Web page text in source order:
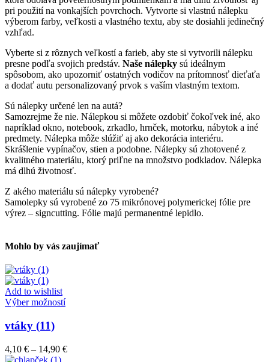
pri použití na vonkajších povrchoch. Vytvorte si vlastnú nálepku
výberom farby, veľkosti a vlastného textu, aby ste dosiahli jedinečný
vzhľad.
Vyberte si z rôznych veľkostí a farieb, aby ste si vytvorili nálepku
presne podľa svojich predstáv. Naše nálepky sú ideálnym
spôsobom, ako upozorniť ostatných vodičov na prítomnosť dieťaťa
a dodať autu personalizovaný prvok s vaším vlastným textom.
Sú nálepky určené len na autá?
Samozrejme že nie. Nálepkou si môžete ozdobiť čokoľvek iné, ako
napríklad okno, notebook, zrkadlo, hrnček, motorku, nábytok a iné
predmety. Nálepka môže slúžiť aj ako dekorácia interiéru.
Skrášlenie vypínačov, stien a podobne. Nálepky sú zhotovené z
kvalitného materiálu, ktorý priľne na množstvo podkladov. Nálepka
má dlhú životnosť.
Z akého materiálu sú nálepky vyrobené?
Samolepky sú vyrobené zo 75 mikrónovej polymerickej fólie pre
výrez – signcutting. Fólie majú permanentné lepidlo.
Mohlo by vás zaujímať
Add to wishlist
Výber možnostíTento
variantov.
Možnosti
vtáky (11)
4,10 € – 14,90 €Price